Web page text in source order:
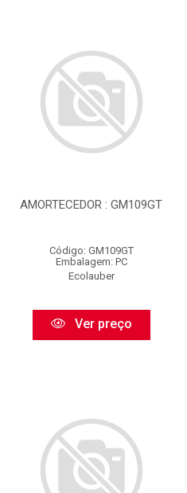
AMORTECEDOR : GM109GT
Código: GM109GT
Embalagem: PC
Ecolauber
Ver preço